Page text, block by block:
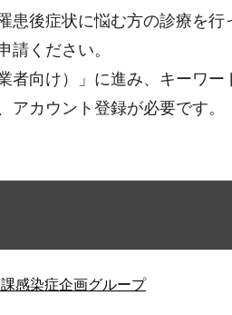
患後症状に悩む方の診療を行
請ください。
者向け）」に進み、キーワ
カウント登録が必要です。
感染症企画グループ